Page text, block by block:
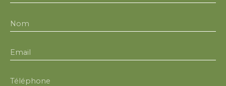
Nom
Email
Téléphone